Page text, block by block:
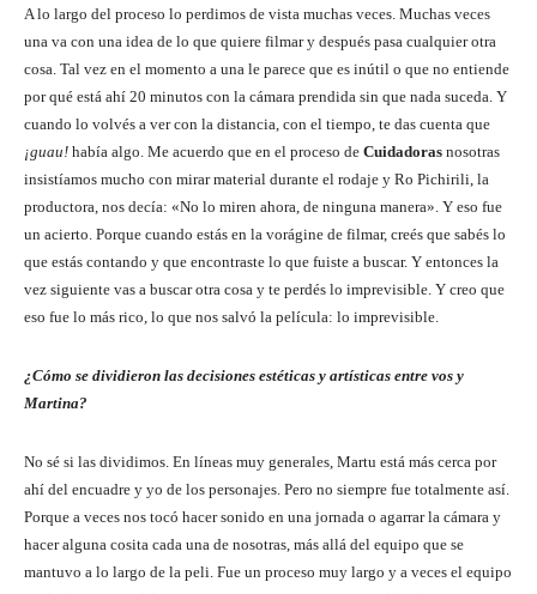
A lo largo del proceso lo perdimos de vista muchas veces. Muchas veces
una va con una idea de lo que quiere filmar y después pasa cualquier otra
cosa. Tal vez en el momento a una le parece que es inútil o que no entiende
por qué está ahí 20 minutos con la cámara prendida sin que nada suceda. Y
cuando lo volvés a ver con la distancia, con el tiempo, te das cuenta que
¡guau! había algo. Me acuerdo que en el proceso de Cuidadoras nosotras
insistíamos mucho con mirar material durante el rodaje y Ro Pichirili, la
productora, nos decía: «No lo miren ahora, de ninguna manera». Y eso fue
un acierto. Porque cuando estás en la vorágine de filmar, creés que sabés lo
que estás contando y que encontraste lo que fuiste a buscar. Y entonces la
vez siguiente vas a buscar otra cosa y te perdés lo imprevisible. Y creo que
eso fue lo más rico, lo que nos salvó la película: lo imprevisible.
¿Cómo se dividieron las decisiones estéticas y artísticas entre vos y
Martina?
No sé si las dividimos. En líneas muy generales, Martu está más cerca por
ahí del encuadre y yo de los personajes. Pero no siempre fue totalmente así.
Porque a veces nos tocó hacer sonido en una jornada o agarrar la cámara y
hacer alguna cosita cada una de nosotras, más allá del equipo que se
mantuvo a lo largo de la peli. Fue un proceso muy largo y a veces el equipo